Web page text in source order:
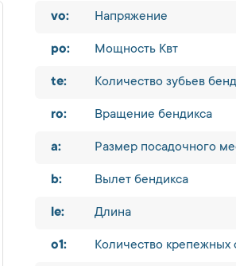
vo: Напряжение
po: Мощность Квт
te: Количество зубьев
ro: Вращение бендикса
a: Размер посадочного
b: Вылет бендикса
le: Длина
o1: Количество крепежных